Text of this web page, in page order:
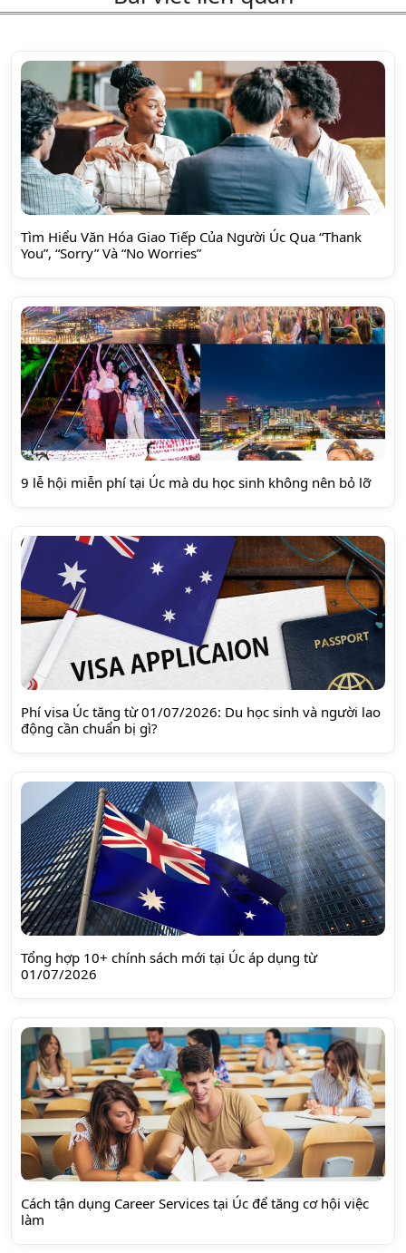
Tìm Hiểu Văn Hóa Giao Tiếp Của Người Úc Qua “Thank
You”, “Sorry” Và “No Worries”
9 lễ hội miễn phí tại Úc mà du học sinh không nên bỏ lỡ
Phí visa Úc tăng từ 01/07/2026: Du học sinh và người lao
động cần chuẩn bị gì?
Tổng hợp 10+ chính sách mới tại Úc áp dụng từ
01/07/2026
Cách tận dụng Career Services tại Úc để tăng cơ hội việc
làm